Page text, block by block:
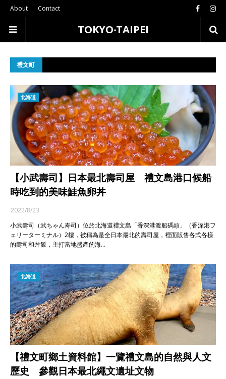
About Contact
TOKYO‧TAIPEI
禮文町
北海道
【小武壽司】日本最北壽司屋 禮文島港口候船
時吃到的美味鮭魚卵丼
2022/8/23
小武壽司（武ちゃん寿司）位於北海道禮文島「香深港渡船碼頭」（香深港フ
ェリーターミナル）2樓，被稱為是全日本最北的壽司屋，裡面販售各式各樣
的壽司和丼飯，主打當地盛產的海…
北海道
【禮文町鄉土資料館】一覽禮文島的自然與人文
歷史 參觀日本最北繩文遺址文物